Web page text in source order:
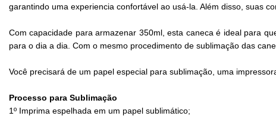
garantindo uma experiencia confortável ao usá-la. Além disso, suas
Com capacidade para armazenar 350ml, esta caneca é ideal para
para o dia a dia. Com o mesmo procedimento de sublimação das
Você precisará de um papel especial para sublimação, uma
Processo para Sublimação
1º Imprima espelhada em um papel sublimático;